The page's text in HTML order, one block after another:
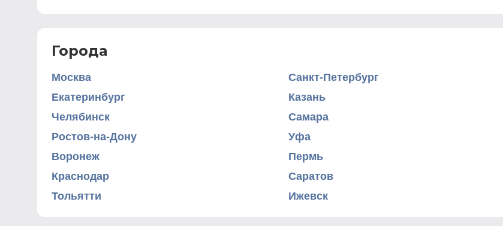
Города
Москва Санкт-Петербург
Екатеринбург
Казань
Челябинск
Самара
Ростов-на-Дону
Уфа
Воронеж
Пермь
Краснодар
Саратов
Тольятти
Ижевск